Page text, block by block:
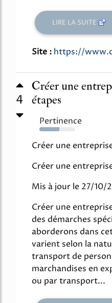
LIRE LA SUITE
Site : https://
4
Créer une
étapes
Pertinence
55%
Créer une
Créer une
Mis à jour le 27/10/
Créer une
des démarches
aborderons dans
varient selon la
transport de
marchandises en
ou par transport...